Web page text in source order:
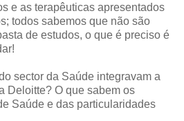
e as terapêuticas apresentados
todos sabemos que não são
de estudos, o que é preciso é
sector da Saúde integravam a
Deloitte? O que sabem os
Saúde e das particularidades